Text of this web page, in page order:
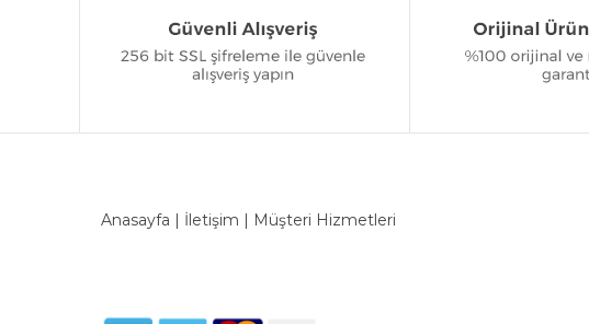
Anasayfa | İletişim | Müşteri Hizmetleri